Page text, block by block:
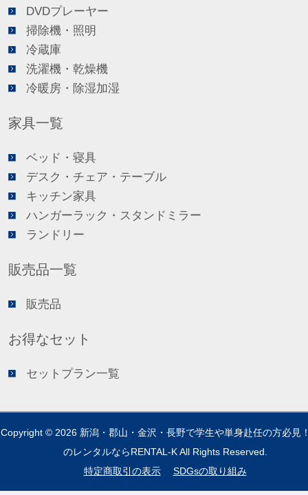
DVDプレーヤー
掃除機・照明
冷蔵庫
洗濯機・乾燥機
冷暖房・除湿加湿
家具一覧
ベッド・寝具
デスク・チェア・テーブル
キッチン家具
ハンガーラック・スタンドミラー
ランドリー
販売品一覧
販売品
お得なセット
セットプラン一覧
Copyright © 2026 新潟・郡山・金沢・長野で学生や単身赴任の方必見
のレンタルならRENTAL-KAll Rights Reserved.
特定商取引の表示
SDGsの取り組み